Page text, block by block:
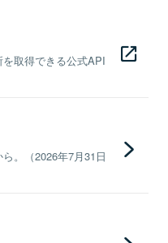
取得できる公式API
。（2026年7月31日